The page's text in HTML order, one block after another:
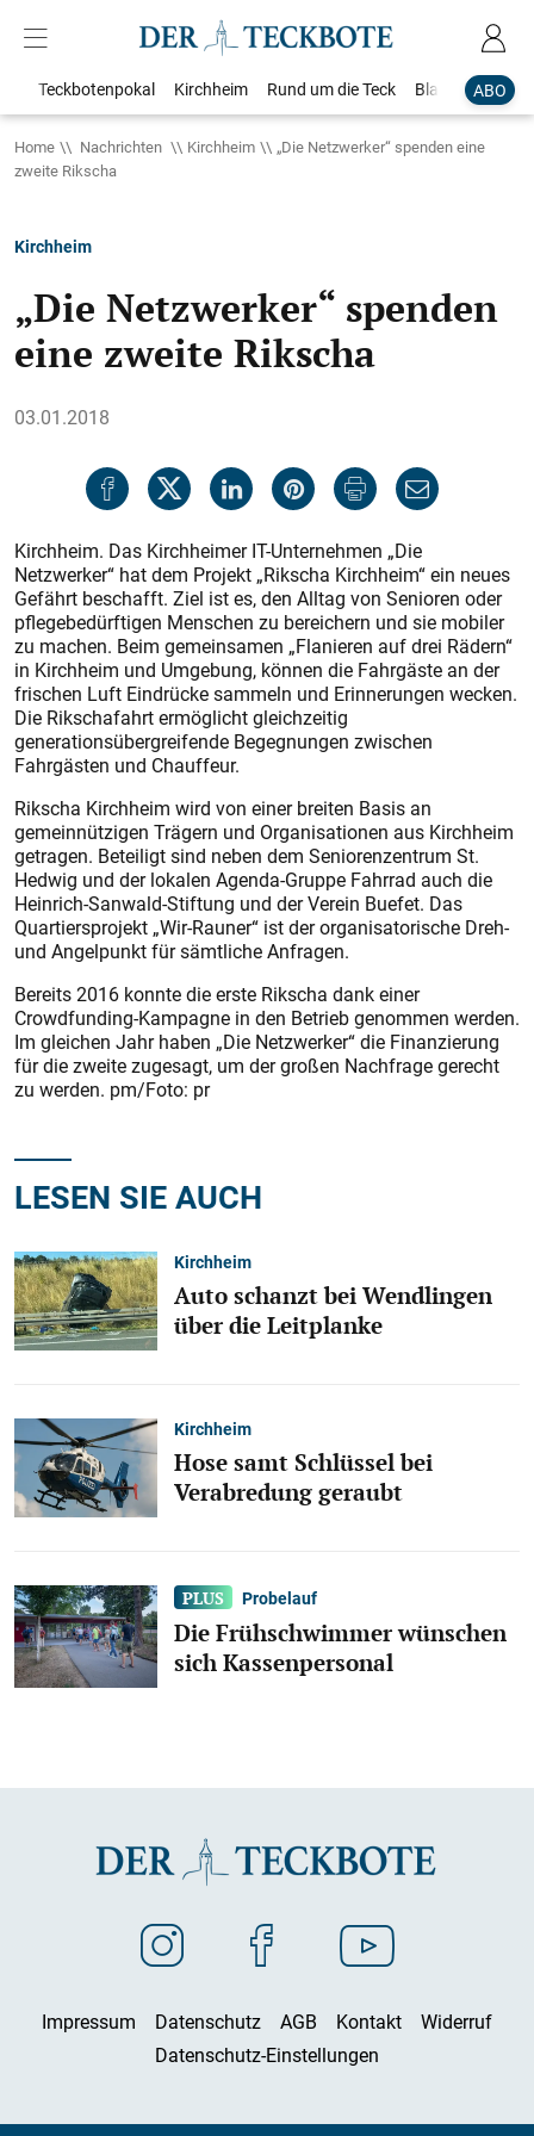
ABO
Teckbotenpokal Kirchheim Rund um die Teck Blaulicht
Home Nachrichten Kirchheim
„Die Netzwerker“ spenden eine
zweite Rikscha
Kirchheim
„Die Netzwerker“ spenden
eine zweite Rikscha
03.01.2018
Kirchheim. Das Kirchheimer IT-Unternehmen „Die
Netzwerker“ hat dem Projekt „Rikscha Kirchheim“ ein neues
Gefährt beschafft. Ziel ist es, den Alltag von Senioren oder
pflegebedürftigen Menschen zu bereichern und sie mobiler
zu machen. Beim gemeinsamen „Flanieren auf drei Rädern“
in Kirchheim und Umgebung, können die Fahrgäste an der
frischen Luft Eindrücke sammeln und Erinnerungen wecken.
Die Rikschafahrt ermöglicht gleichzeitig
generationsübergreifende Begegnungen zwischen
Fahrgästen und Chauffeur.
Rikscha Kirchheim wird von einer breiten Basis an
gemeinnützigen Trägern und Organisationen aus Kirchheim
getragen. Beteiligt sind neben dem Seniorenzentrum St.
Hedwig und der lokalen Agenda-Gruppe Fahrrad auch die
Heinrich-Sanwald-Stiftung und der Verein Buefet. Das
Quartiersprojekt „Wir-Rauner“ ist der organisatorische Dreh-
und Angelpunkt für sämtliche Anfragen.
Bereits 2016 konnte die erste Rikscha dank einer
Crowdfunding-Kampagne in den Betrieb genommen werden.
Im gleichen Jahr haben „Die Netzwerker“ die Finanzierung
für die zweite zugesagt, um der großen Nachfrage gerecht
zu werden. pm/Foto: pr
LESEN SIE AUCH
Kirchheim
Auto schanzt bei Wendlingen
über die Leitplanke
Kirchheim
Hose samt Schlüssel bei
Verabredung geraubt
Probelauf
Die Frühschwimmer wünschen
sich Kassenpersonal
Impressum Datenschutz AGB Kontakt
Widerruf
Datenschutz-Einstellungen